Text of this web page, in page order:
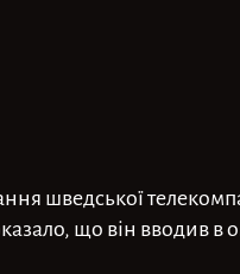
шведської
що він вводив в